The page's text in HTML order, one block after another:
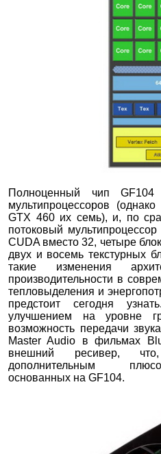
Полноценный чип
мультипроцессоров
GTX 460 их семь), и, по
потоковый
CUDA вместо 32, четыре
двух и восемь текстурных
такие изменения
производительности в
тепловыделения и
предстоит сегодня
улучшением на уровне
возможность передачи
Master Audio в фильмах
внешний ресивер,
дополнительным
основанных на GF104.